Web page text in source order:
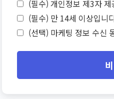
(필수) 개인정보 제3자
(필수) 만 14세 이상입니
(선택) 마케팅 정보 수신